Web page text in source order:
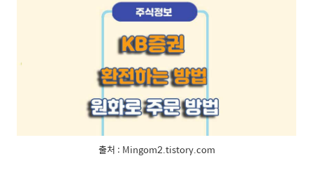
출처 : Mingom2.tistory.com